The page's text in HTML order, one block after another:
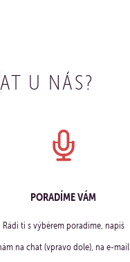
U NÁS?
PORADÍME VÁM
Rádi ti s výběrem poradíme, napiš
na chat (vpravo dole), na e-mail